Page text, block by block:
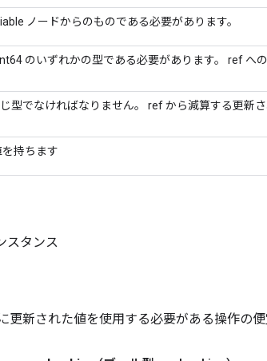
ノードからのものである必要があります。
のいずれかの型である必要があります。 ref へ
型でなければなりません。 ref から減算する更新
持ちます
スタンス
更新された値を使用する必要がある操作の